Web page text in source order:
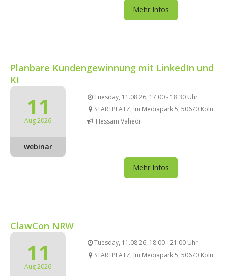
Mehr Infos
Planbare Kundengewinnung mit LinkedIn und
KI
11
Aug 2026
webinar
Tuesday, 11.08.26, 17:00 - 18:30 Uhr
STARTPLATZ, Im Mediapark 5, 50670 Köln
Hessam Vahedi
Mehr Infos
ClawCon NRW
11
Aug 2026
Tuesday, 11.08.26, 18:00 - 21:00 Uhr
STARTPLATZ, Im Mediapark 5, 50670 Köln